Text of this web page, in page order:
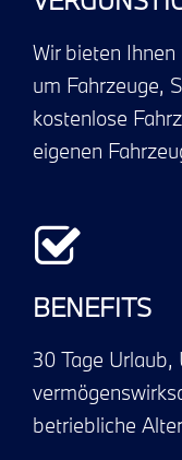
Wir bieten
um Fahrzeuge,
kostenlose
eigenen
BENEFITS
30 Tage Urlaub,
betriebliche